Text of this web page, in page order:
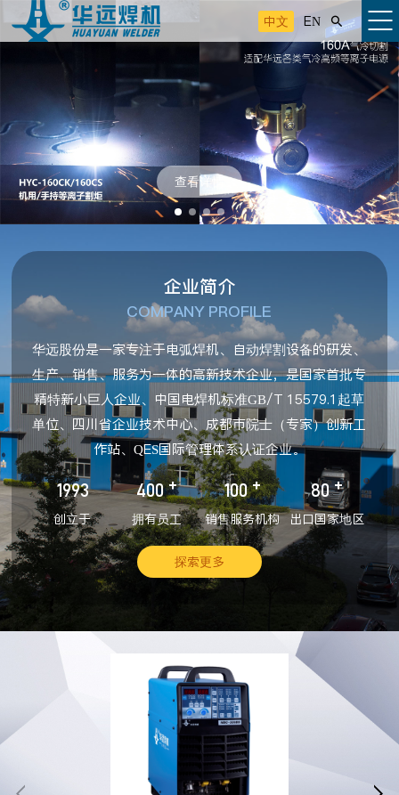
中文 EN 
查看详情
企业简介
COMPANY PROFILE
华远股份是一家专注于电弧焊机、自动焊割设备的研发、
生产、销售、服务为一体的高新技术企业，是国家首批专
精特新小巨人企业、中国电焊机标准GB/T 15579.1起草
单位、四川省企业技术中心、成都市院士（专家）创新工
作站、QES国际管理体系认证企业。
1993
创立于
400 +
拥有员工
100 +
销售服务机构
80 +
出口国家地区
探索更多